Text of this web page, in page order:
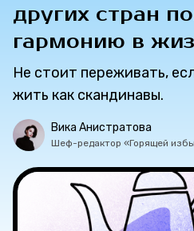
Ваши истории
других стран
гармонию в
Не стоит переживать,
жить как скандинавы.
Вика Анистратова
Шеф-редактор «Горящей